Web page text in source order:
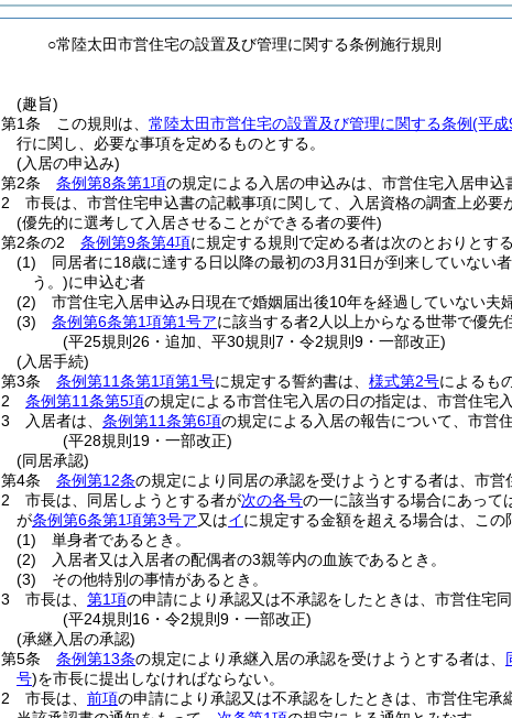
○常陸太田市営住宅の設置及び管理に関する条例施行規則
(趣旨)
第1条
この規則は、 常陸太田市営住宅の設置及び管理に関する条例(平成
行に関し、必要な事項を定めるものとする。
(入居の申込み)
第2条
条例第8条第1項の規定による入居の申込みは、市営住宅入居申込
2
市長は、市営住宅申込書の記載事項に関して、入居資格の調査上必
(優先的に選考して入居させることができる者の要件)
第2条の2
条例第9条第4項に規定する規則で定める者は次のとおりとする
(1)
同居者に18歳に達する日以降の最初の3月31日が到来していない
う。)に申込む者
(2)
市営住宅入居申込み日現在で婚姻届出後10年を経過していない夫
(3)
条例第6条第1項第1号アに該当する者2人以上からなる世帯で優先
(平25規則26・追加、平30規則7・令2規則9・一部改正)
(入居手続)
第3条
条例第11条第1項第1号に規定する誓約書は、 様式第2号によるも
2
条例第11条第5項の規定による市営住宅入居の日の指定は、市営住宅
3
入居者は、 条例第11条第6項の規定による入居の報告について、市営
(平28規則19・一部改正)
(同居承認)
第4条
条例第12条の規定により同居の承認を受けようとする者は、市営
2
市長は、同居しようとする者が次の各号の一に該当する場合にあって
が条例第6条第1項第3号ア又はイに規定する金額を超える場合は、この
(1)
単身者であるとき。
(2)
入居者又は入居者の配偶者の3親等内の血族であるとき。
(3)
その他特別の事情があるとき。
3
市長は、 第1項の申請により承認又は不承認をしたときは、市営住宅
(平24規則16・令2規則9・一部改正)
(承継入居の承認)
第5条
条例第13条の規定により承継入居の承認を受けようとする者は、
号)を市長に提出しなければならない。
2
市長は、 前項の申請により承認又は不承認をしたときは、市営住宅承